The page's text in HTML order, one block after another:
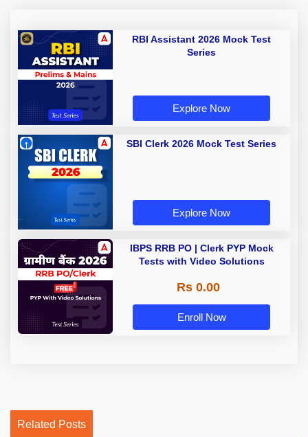
RBI Assistant 2026 Mock Test
Series
Explore Now
SBI Clerk 2026 Mock Test Series
Explore Now
IBPS RRB PO | Clerk PYP Mock
Tests with Video Solutions
Rs 0.00
Enroll Now
Related Posts